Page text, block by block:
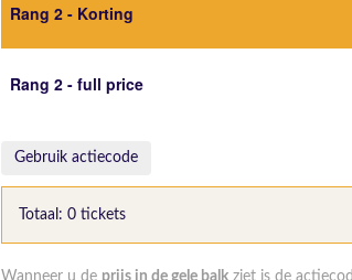
Rang 2 - Korting
Rang 2 - full price
Gebruik actiecode
Totaal: 0 tickets
Wanneer u de prijs in de gele balk ziet is de